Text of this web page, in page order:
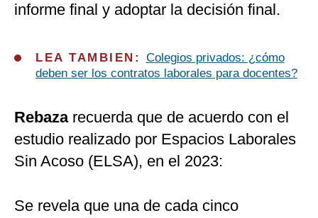
informe final y adoptar la decisión final.
LEA TAMBIEN: Colegios privados: ¿cómo
deben ser los contratos laborales para docentes?
Rebazarecuerda que de acuerdo con el
estudio realizado por Espacios Laborales
Sin Acoso (ELSA), en el 2023:
Se revela que una de cada cinco